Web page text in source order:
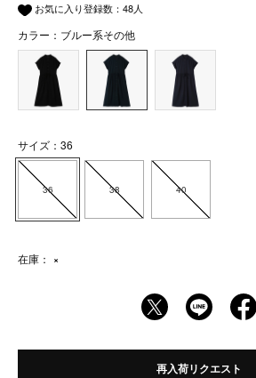
お気に入り登録数： 48人
カラー：ブルー系その他
サイズ：36
36 38 40
在庫： ×
再入荷リクエスト